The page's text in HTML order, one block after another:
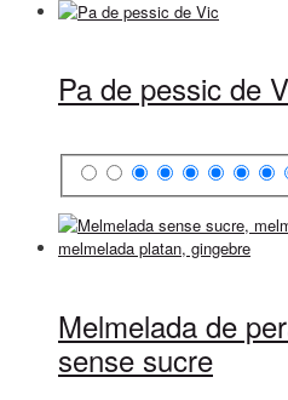
Pa de pessic de
Melmelada de
sense sucre